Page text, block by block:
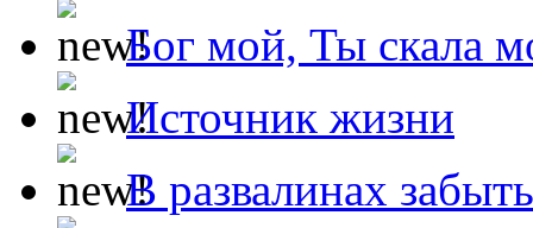
Бог мой, Ты скала
Источник жизни
В развалинах